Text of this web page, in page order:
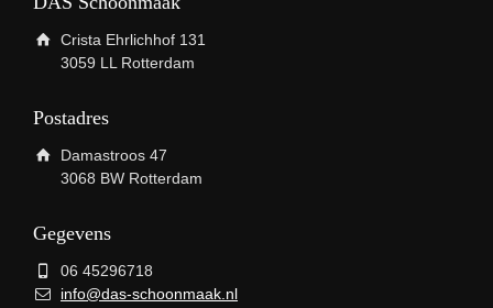
Crista Ehrlichhof 131
3059 LL Rotterdam
Postadres
Damastroos 47
3068 BW Rotterdam
Gegevens
06 45296718
info@das-schoonmaak.nl